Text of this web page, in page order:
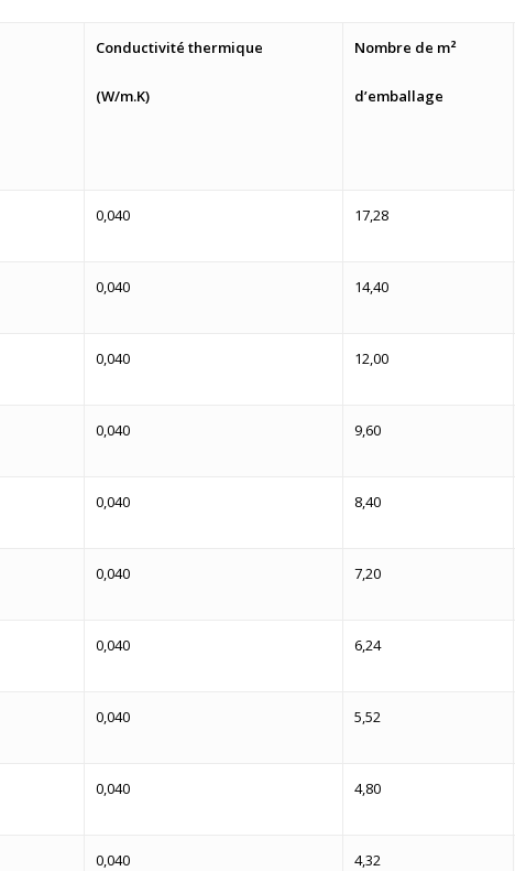
Conductivité thermique
(W/m.K)
Nombre de m²
d’emballage
0,040 17,28
0,040 14,40
0,040 12,00
0,040 9,60
0,040 8,40
0,040 7,20
0,040 6,24
0,040 5,52
0,040 4,80
0,040 4,32